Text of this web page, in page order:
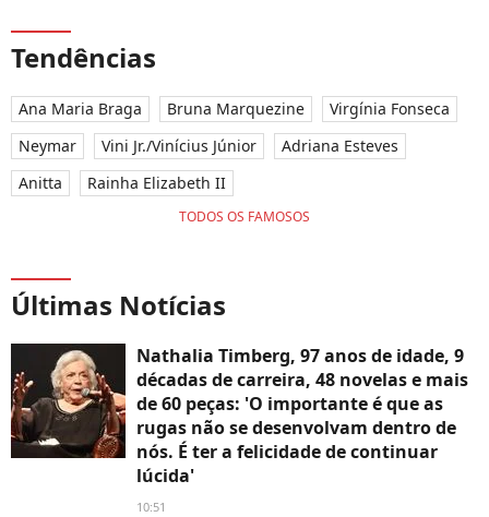
Tendências
Ana Maria Braga Bruna Marquezine
Virgínia Fonseca
Neymar
Vini Jr./Vinícius Júnior
Adriana Esteves
Anitta
Rainha Elizabeth II
TODOS OS FAMOSOS
Últimas Notícias
Nathalia Timberg, 97 anos de idade, 9
décadas de carreira, 48 novelas e mais
de 60 peças: 'O importante é que as
rugas não se desenvolvam dentro de
nós. É ter a felicidade de continuar
lúcida'
10:51